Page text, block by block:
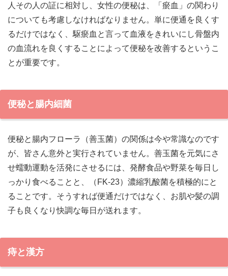
人その人の証に相対し、女性の便秘は、「瘀血」の関わり
についても考慮しなければなりません。単に便通を良くす
るだけではなく、駆瘀血と言って血液をきれいにし骨盤内
の血流れを良くすることによって便秘を改善するというこ
とが重要です。
便秘と腸内細菌
便秘と腸内フローラ（善玉菌）の関係は今や常識なのです
が、皆さん意外と実行されていません。善玉菌を元気にさ
せ蠕動運動を活発にさせるには、発酵食品や野菜を毎日し
っかり食べることと、（FK-23）濃縮乳酸菌を積極的にと
ることです。そうすれば便通だけではなく、お肌や髪の調
子も良くなり快調な毎日が送れます。
痔と漢方